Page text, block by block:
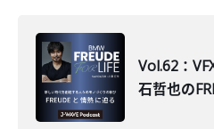
Vol.62：
石哲也の